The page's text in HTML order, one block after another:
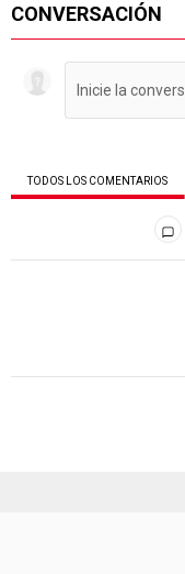
CONVERSACIÓN
TODOS LOS COMENTARIOS
Todos los